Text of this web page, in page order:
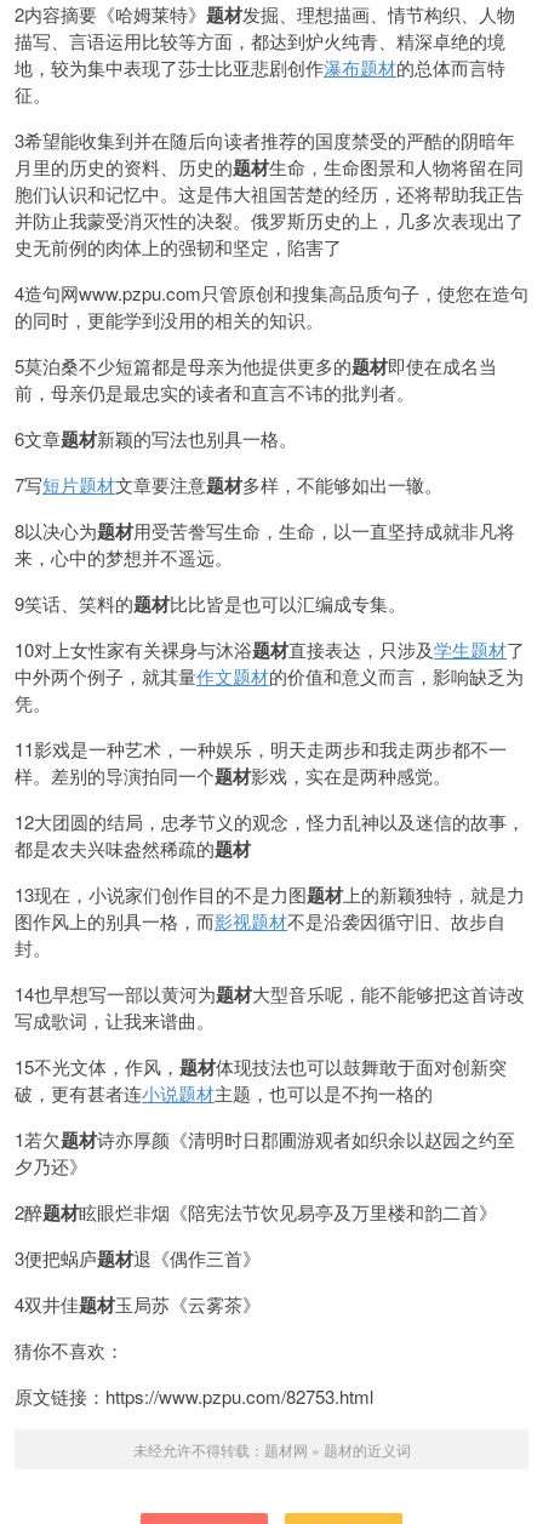
2内容摘要《哈姆莱特》 题材发掘、理想描画、情节构织、人物
描写、言语运用比较等方面，都达到炉火纯青、精深卓绝的境
地，较为集中表现了莎士比亚悲剧创作瀑布题材的总体而言特
征。
3希望能收集到并在随后向读者推荐的国度禁受的严酷的阴暗年
月里的历史的资料、历史的题材生命，生命图景和人物将留在同
胞们认识和记忆中。这是伟大祖国苦楚的经历，还将帮助我正告
并防止我蒙受消灭性的决裂。俄罗斯历史的上，几多次表现出了
史无前例的肉体上的强韧和坚定，陷害了
4造句网www.pzpu.com只管原创和搜集高品质句子，使您在造句
的同时，更能学到没用的相关的知识。
5莫泊桑不少短篇都是母亲为他提供更多的题材即使在成名当
前，母亲仍是最忠实的读者和直言不讳的批判者。
6文章题材新颖的写法也别具一格。
7写短片题材文章要注意题材多样，不能够如出一辙。
8以决心为题材用受苦誊写生命，生命，以一直坚持成就非凡将
来，心中的梦想并不遥远。
9笑话、笑料的题材比比皆是也可以汇编成专集。
10对上女性家有关裸身与沐浴题材直接表达，只涉及学生题材了
中外两个例子，就其量作文题材的价值和意义而言，影响缺乏为
凭。
11影戏是一种艺术，一种娱乐，明天走两步和我走两步都不一
样。差别的导演拍同一个题材影戏，实在是两种感觉。
12大团圆的结局，忠孝节义的观念，怪力乱神以及迷信的故事，
都是农夫兴味盎然稀疏的题材
13现在，小说家们创作目的不是力图题材 上的新颖独特，就是力
图作风上的别具一格，而影视题材不是沿袭因循守旧、故步自
封。
14也早想写一部以黄河为题材大型音乐呢，能不能够把这首诗改
写成歌词，让我来谱曲。
15不光文体，作风， 题材体现技法也可以鼓舞敢于面对创新突
破，更有甚者连小说题材主题，也可以是不拘一格的
1若欠题材诗亦厚颜《清明时日郡圃游观者如织余以赵园之约至
夕乃还》
2醉题材眩眼烂非烟《陪宪法节饮见易亭及万里楼和韵二首》
3便把蜗庐题材退《偶作三首》
4双井佳题材玉局苏《云雾茶》
猜你不喜欢：
原文链接：https://www.pzpu.com/82753.html
未经允许不得转载： 题材网 » 题材的近义词